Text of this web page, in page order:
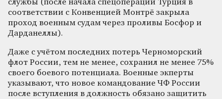
службы (после начала спецоперации Турция в
соответствии с Конвенцией Монтрё закрыла
проход военным судам через проливы Босфор и
Дарданеллы).
Даже с учётом последних потерь Черноморский
флот России, тем не менее, сохранил не менее 75%
своего боевого потенциала. Военные экперты
указывают, что новое командование ЧФ России
после вступления в должность обязано защитить